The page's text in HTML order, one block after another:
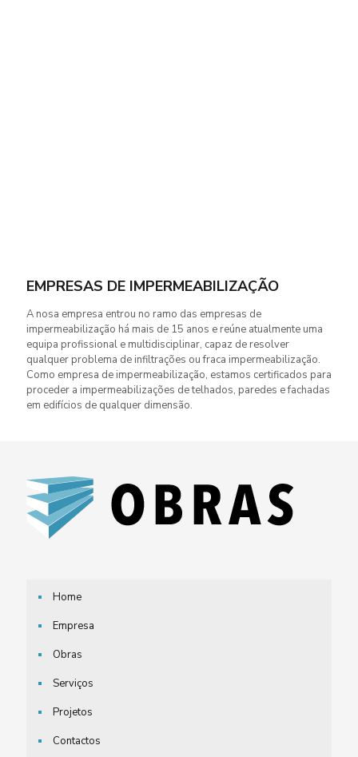
EMPRESAS DE IMPERMEABILIZAÇÃO
A nosa empresa entrou no ramo das empresas de
impermeabilização há mais de 15 anos e reúne atualmente uma
equipa profissional e multidisciplinar, capaz de resolver
qualquer problema de infiltrações ou fraca impermeabilização.
Como empresa de impermeabilização, estamos certificados para
proceder a impermeabilizações de telhados, paredes e fachadas
em edifícios de qualquer dimensão.
Home
Empresa
Obras
Serviços
Projetos
Contactos